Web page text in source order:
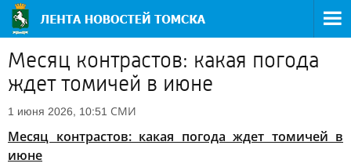
Месяц контрастов: какая погода
ждет томичей в июне
1 июня 2026, 10:51 СМИ
Месяц контрастов: какая погода ждет томичей в
июне